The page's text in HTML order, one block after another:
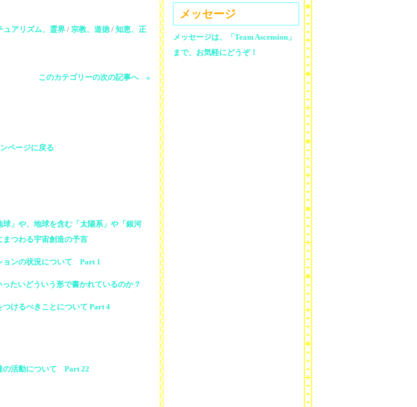
ュアリズム、霊界/ 宗教、道徳 / 知恵、正
このカテゴリーの次の記事へ »
ページに戻る
」や、地球を含む「太陽系」や「銀河
つわる宇宙創造の予言
ョンの状況について Part 1
たいどういう形で書かれているのか？
けるべきことについて Part 4
の活動について Part 22
メッセージ
メッセージは、「Team Ascension」
まで、お気軽にどうぞ！